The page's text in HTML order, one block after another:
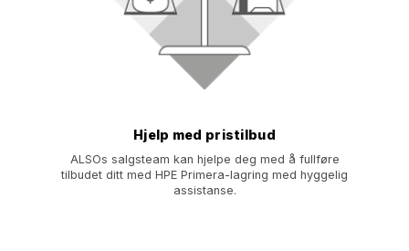
Hjelp med pristilbud
ALSOs salgsteam kan hjelpe deg med å fullføre
tilbudet ditt med HPE Primera-lagring med hyggelig
assistanse.